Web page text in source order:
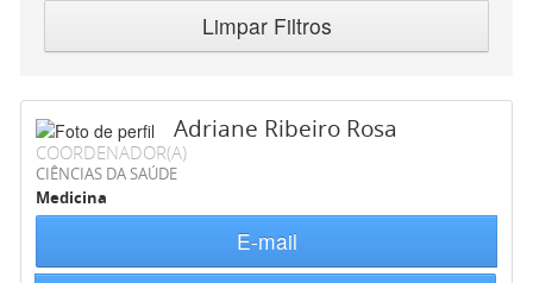
Limpar Filtros
Adriane Ribeiro Rosa
COORDENADOR(A)
CIÊNCIAS DA SAÚDE
Medicina
E-mail